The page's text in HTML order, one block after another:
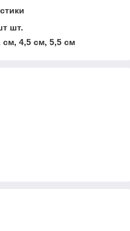
шт.
см, 4,5 см, 5,5 см